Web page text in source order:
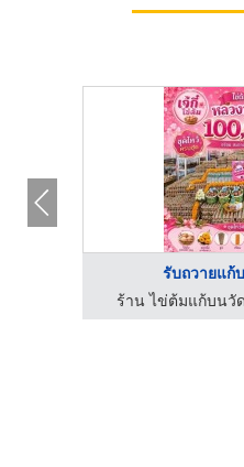
รับถวายแก้
ร้าน ไข่ต้มแก้บนวั